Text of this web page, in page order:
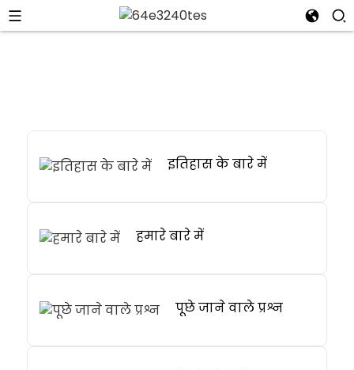
इतिहास के बारे में
हमारे बारे में
पूछे जाने वाले प्रश्न